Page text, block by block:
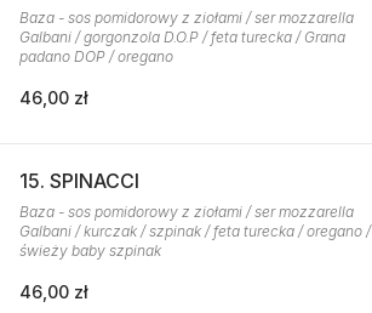
Baza - sos pomidorowy z ziołami / ser mozzarella
Galbani / gorgonzola D.O.P / feta turecka / Grana
padano DOP / oregano
46,00 zł
15. SPINACCI
Baza - sos pomidorowy z ziołami / ser mozzarella
Galbani / kurczak / szpinak / feta turecka / oregano /
świeży baby szpinak
46,00 zł